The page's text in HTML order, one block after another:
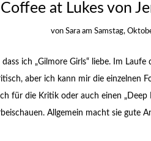
Coffee at Lukes von
vonSara amSamstag,
ich „Gilmore Girls“ liebe. Im
aber ich kann mir die einzelnen
für die Kritik oder auch einen „Deep
Allgemein macht sie gute